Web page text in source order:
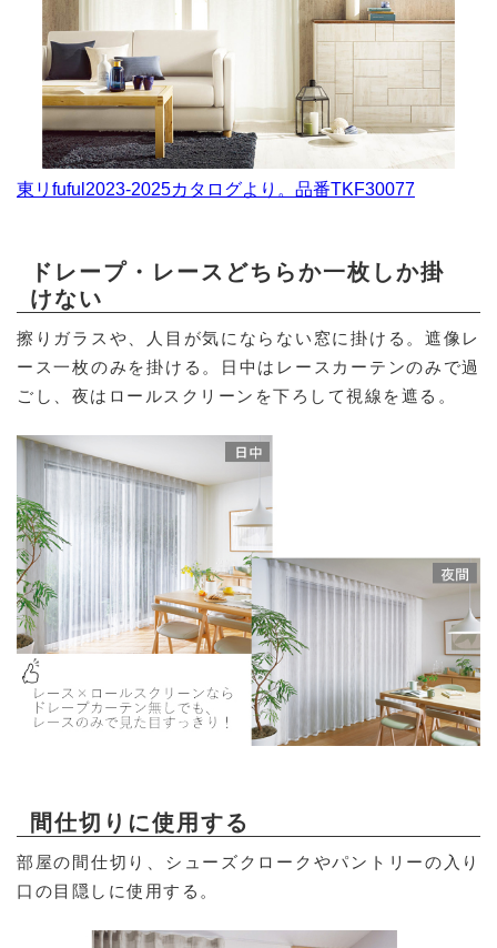
東リfuful2023-2025カタログより。品番TKF30077
ドレープ・レースどちらか一枚しか掛
けない
擦りガラスや、人目が気にならない窓に掛ける。遮像レ
ース一枚のみを掛ける。日中はレースカーテンのみで過
ごし、夜はロールスクリーンを下ろして視線を遮る。
間仕切りに使用する
部屋の間仕切り、シューズクロークやパントリーの入り
口の目隠しに使用する。